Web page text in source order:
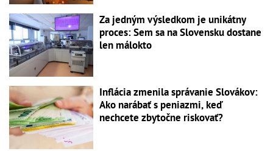
Za jedným výsledkom je unikátny
proces: Sem sa na Slovensku dostane
len málokto
Inflácia zmenila správanie Slovákov:
Ako narábať s peniazmi, keď
nechcete zbytočne riskovať?